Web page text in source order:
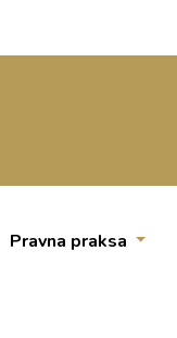
Pravna praksa